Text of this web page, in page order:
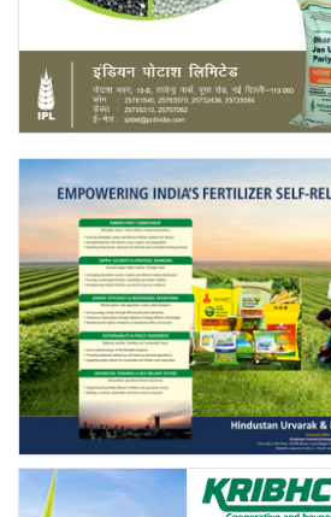
Rural Connect
Gallery
National
Latest News
Agriculture Conclave and NACOF
Awards 2022
Agri Start-Ups
Language
English Hindi